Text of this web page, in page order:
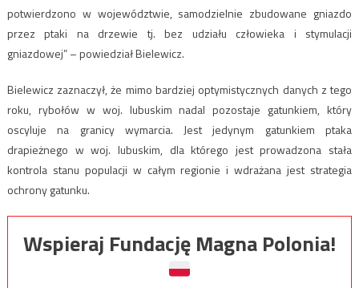
potwierdzono w województwie, samodzielnie zbudowane gniazdo
przez ptaki na drzewie tj. bez udziału człowieka i stymulacji
gniazdowej” – powiedział Bielewicz.
Bielewicz zaznaczył, że mimo bardziej optymistycznych danych z tego
roku, rybołów w woj. lubuskim nadal pozostaje gatunkiem, który
oscyluje na granicy wymarcia. Jest jedynym gatunkiem ptaka
drapieżnego w woj. lubuskim, dla którego jest prowadzona stała
kontrola stanu populacji w całym regionie i wdrażana jest strategia
ochrony gatunku.
Wspieraj Fundację Magna Polonia!